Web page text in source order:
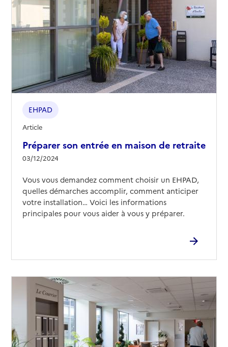
Préparer son entrée en maison de retraite
03/12/2024
EHPAD
Article
Vous vous demandez comment choisir un EHPAD,
quelles démarches accomplir, comment anticiper
votre installation… Voici les informations
principales pour vous aider à vous y préparer.